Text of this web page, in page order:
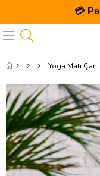
💳
Yoga Matı